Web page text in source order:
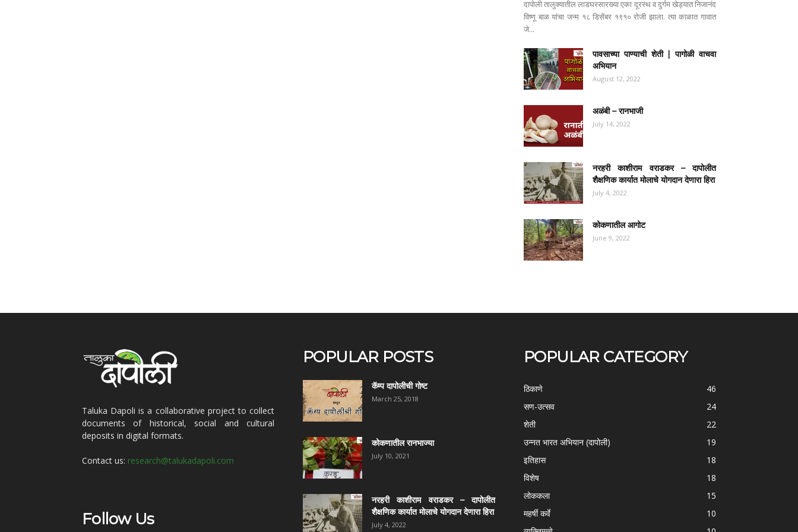
दापोली तालुक्यातील लाडघरसारख्या एका दूरस्थ व दुर्गम खेड्यात निजानंद
विष्णू बाळ यांचा जन्म १८ डिसेंबर १९१० रोजी झाला. त्या काळात गावात
जे...
पावसाच्या पाण्याची शेती | पागोळी वाचवा
अभियान
August 12, 2022
अळंबी – रानभाजी
July 14, 2022
नरहरी काशीराम वराडकर – दापोलीत
शैक्षणिक कार्यात मोलाचे योगदान देणारा हिरा
July 4, 2022
कोकणातील आगोट
June 9, 2022
Taluka Dapoli is a collaborative project to collect
documents of historical, social and cultural
deposits in digital formats.
Contact us: research@talukadapoli.com
Follow Us
POPULAR POSTS
कॅम्प दापोलीची गोष्ट
March 25, 2018
कोकणातील रानभाज्या
July 10, 2021
नरहरी काशीराम वराडकर – दापोलीत
शैक्षणिक कार्यात मोलाचे योगदान देणारा हिरा
July 4, 2022
POPULAR CATEGORY
ठिकाणे
46
सण-उत्सव
24
शेती
22
उन्नत भारत अभियान (दापोली)
19
इतिहास
18
विशेष
18
लोककला
15
महर्षी कर्वे
10